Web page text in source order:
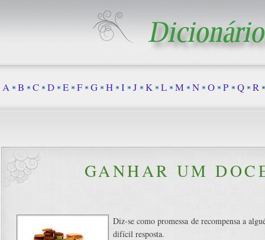
GANHAR UM
Diz-se como promessa de recompensa a
difícil resposta.
A B C D E F G H I J K L M N O P Q R